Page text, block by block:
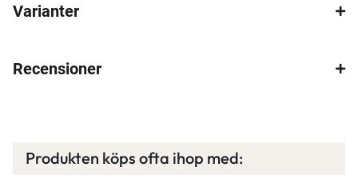
Tillsatt salt i gummit
Varianter
Recensioner
Produkten köps ofta ihop med: